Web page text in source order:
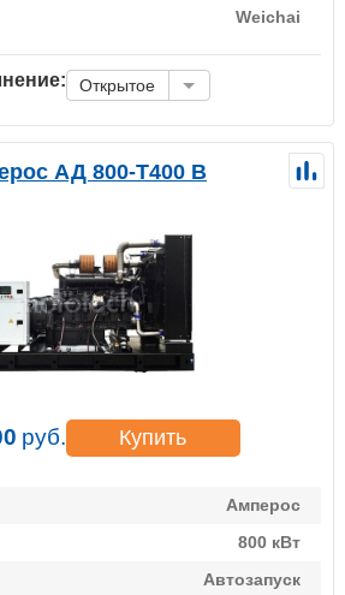
Weichai
Открытое
АД 800-Т400 B
руб. Купить
Амперос
800 кВт
Автозапуск